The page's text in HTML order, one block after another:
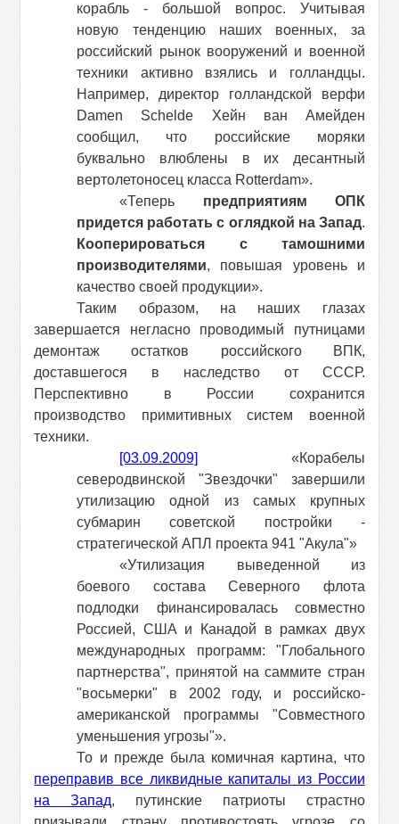
корабль - большой вопрос. Учитывая
новую тенденцию наших военных, за
российский рынок вооружений и военной
техники активно взялись и голландцы.
Например, директор голландской верфи
Damen Schelde Хейн ван Амейден
сообщил, что российские моряки
буквально влюблены в их десантный
вертолетоносец класса Rotterdam».
«Теперь предприятиям ОПК
придется работать с оглядкой на Запад.
Кооперироваться с тамошними
производителями, повышая уровень и
качество своей продукции».
Таким образом, на наших глазах
завершается негласно проводимый путницами
демонтаж остатков российского ВПК,
доставшегося в наследство от СССР.
Перспективно в России сохранится
производство примитивных систем военной
техники.
[03.09.2009]
«Корабелы
северодвинской "Звездочки" завершили
утилизацию одной из самых крупных
субмарин советской постройки -
стратегической АПЛ проекта 941 "Акула"»
«Утилизация выведенной из
боевого состава Северного флота
подлодки финансировалась совместно
Россией, США и Канадой в рамках двух
международных программ: "Глобального
партнерства", принятой на саммите стран
"восьмерки" в 2002 году, и российско-
американской программы "Совместного
уменьшения угрозы"».
То и прежде была комичная картина, что
переправив все ликвидные капиталы из России
на Запад, путинские патриоты страстно